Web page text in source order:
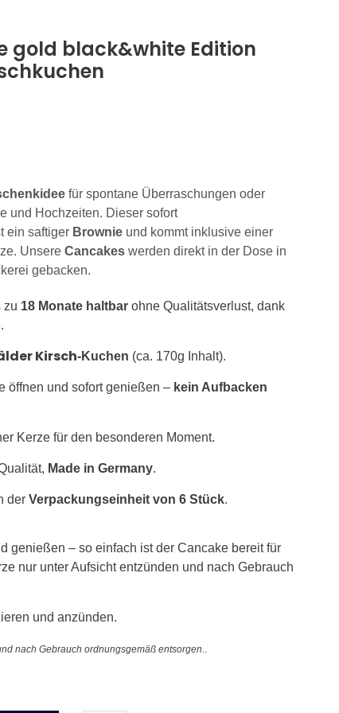
gold black&white Edition
für spontane Überraschungen oder
und Hochzeiten. Dieser sofort
ein saftiger Brownie und kommt inklusive einer
Unsere Cancakes werden direkt in der Dose in
gebacken.
zu 18 Monate haltbar ohne Qualitätsverlust, dank
Kirsch-Kuchen (ca. 170g Inhalt).
öffnen und sofort genießen – kein Aufbacken
Kerze für den besonderen Moment.
Made in Germany.
der Verpackungseinheit von 6 Stück.
genießen – so einfach ist der Cancake bereit für
nur unter Aufsicht entzünden und nach Gebrauch
und anzünden.
nach Gebrauch ordnungsgemäß entsorgen..